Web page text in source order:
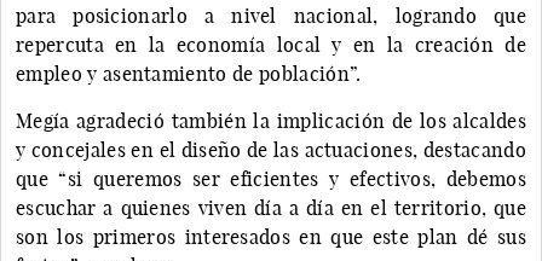
para posicionarlo a nivel nacional, logrando que
repercuta en la economía local y en la creación de
empleo y asentamiento de población”.
Megía agradeció también la implicación de los alcaldes
y concejales en el diseño de las actuaciones, destacando
que “si queremos ser eficientes y efectivos, debemos
escuchar a quienes viven día a día en el territorio, que
son los primeros interesados en que este plan dé sus